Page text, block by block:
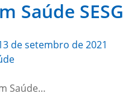
Saúde SESG
de setembro de 2021
Saúde…